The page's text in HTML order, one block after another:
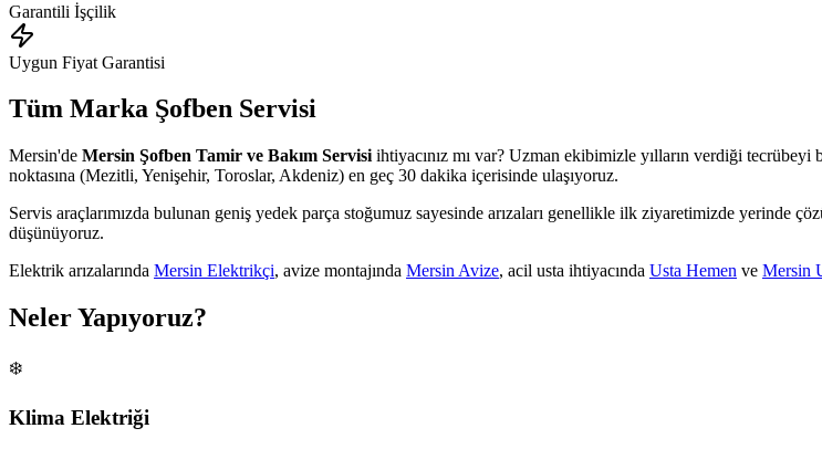
Garantili İşçilik
Uygun Fiyat Garantisi
Tüm Marka Şofben Servisi
Mersin'de Mersin Şofben Tamir ve Bakım Servisi ihtiyacınız mı var? Uzman ekibimizle yılların verdiği
noktasına (Mezitli, Yenişehir, Toroslar, Akdeniz) en geç 30 dakika içerisinde ulaşıyoruz.
Servis araçlarımızda bulunan geniş yedek parça stoğumuz sayesinde arızaları genellikle ilk ziyaretimizde yerinde
düşünüyoruz.
Elektrik arızalarında Mersin Elektrikçi, avize montajında Mersin Avize, acil usta ihtiyacında Usta Hemen ve Mersin
Neler Yapıyoruz?
❄️
Klima Elektriği